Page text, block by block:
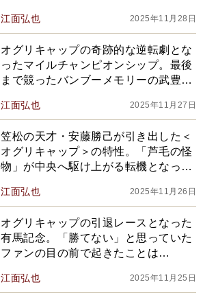
江面弘也 2025年11月28日
オグリキャップの奇跡的な逆転劇とな
ったマイルチャンピオンシップ。最後
まで競ったバンブーメモリーの武豊は
江面弘也 2025年11月27日
笠松の天才・安藤勝己が引き出した＜
オグリキャップ＞の特性。「芦毛の怪
物」が中央へ駆け上がる転機となった
江面弘也 2025年11月26日
オグリキャップの引退レースとなった
有馬記念。「勝てない」と思っていた
ファンの目の前で起きたことは…
江面弘也 2025年11月25日